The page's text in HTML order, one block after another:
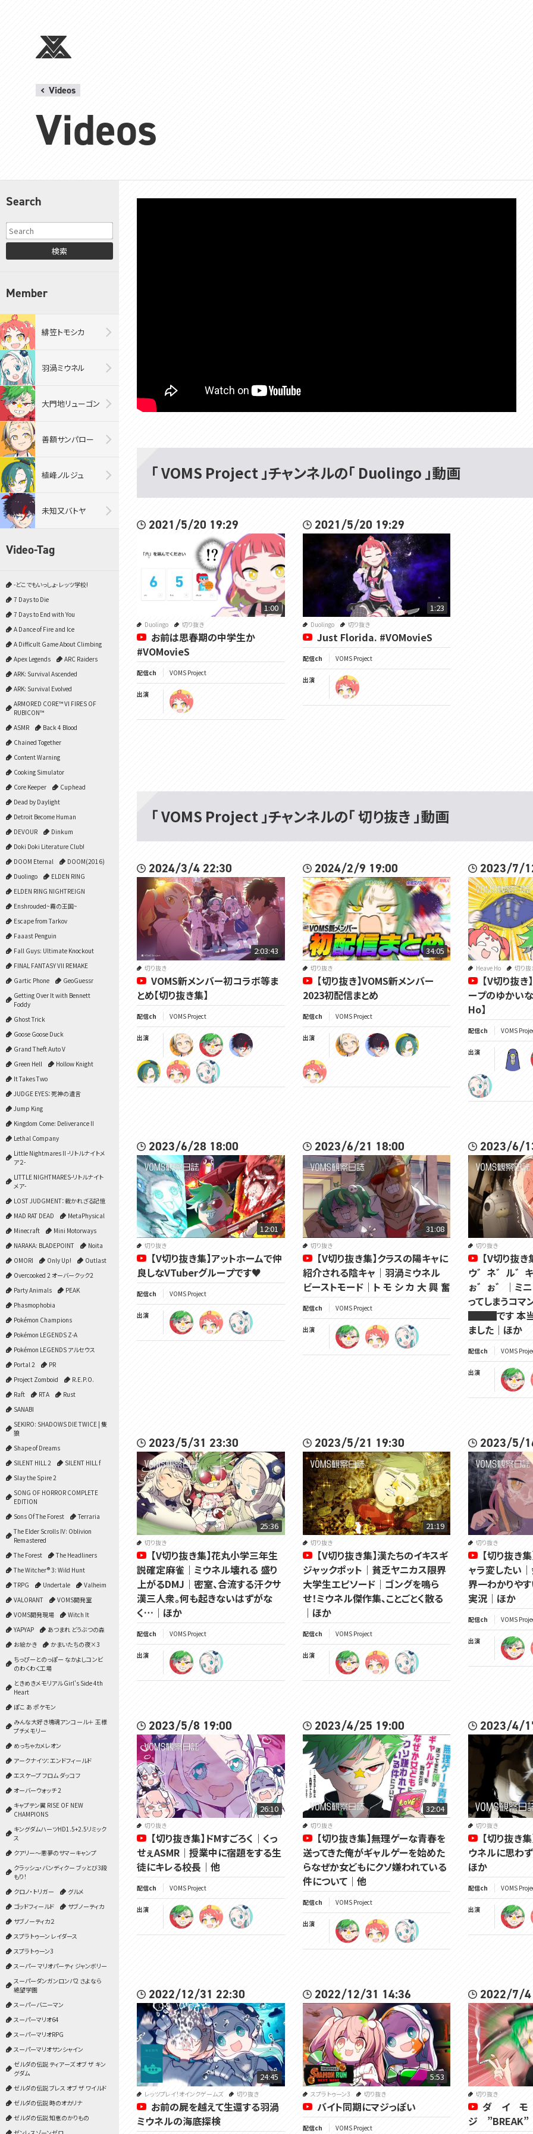
Videos
Videos
Search
検索
Member
緋笠トモシカ
羽渦ミウネル
大門地リューゴン
善額サンパロー
植峰ノルジュ
未知又バトヤ
Video-Tag
-どこでもいっしょ- レッツ学校!
7 Days to Die
7 Days to End with You
A Dance of Fire and Ice
A Difficult Game About Climbing
Apex Legends
ARC Raiders
ARK: Survival Ascended
ARK: Survival Evolved
ARMORED CORE™ VI FIRES OF
RUBICON™
ASMR
Back 4 Blood
Chained Together
Content Warning
Cooking Simulator
Core Keeper
Cuphead
Dead by Daylight
Detroit Become Human
DEVOUR
Dinkum
Doki Doki Literature Club!
DOOM Eternal
DOOM(2016)
Duolingo
ELDEN RING
ELDEN RING NIGHTREIGN
Enshrouded~霧の王国~
Escape from Tarkov
Faaast Penguin
Fall Guys: Ultimate Knockout
FINAL FANTASY VII REMAKE
Gartic Phone
GeoGuessr
Getting Over It with Bennett
Foddy
Ghost Trick
Goose Goose Duck
Grand Theft Auto V
Green Hell
Hollow Knight
It Takes Two
JUDGE EYES：死神の遺言
Jump King
Kingdom Come: Deliverance II
Lethal Company
Little Nightmares II -リトルナイトメ
ア２-
LITTLE NIGHTMARES-リトルナイト
メア-
LOST JUDGMENT：裁かれざる記憶
MAD RAT DEAD
MetaPhysical
Minecraft
Mini Motorways
NARAKA: BLADEPOINT
Noita
OMORI
Only Up!
Outlast
Overcooked 2 オーバークック2
Party Animals
PEAK
Phasmophobia
Pokémon Champions
Pokémon LEGENDS Z-A
Pokémon LEGENDS アルセウス
Portal 2
PR
Project Zomboid
R.E.P.O.
Raft
RTA
Rust
SANABI
SEKIRO: SHADOWS DIE TWICE | 隻
狼
Shape of Dreams
SILENT HILL 2
SILENT HILL f
Slay the Spire 2
SONG OF HORROR COMPLETE
EDITION
Sons Of The Forest
Terraria
The Elder Scrolls IV: Oblivion
Remastered
The Forest
The Headliners
The Witcher® 3: Wild Hunt
TRPG
Undertale
Valheim
VALORANT
VOMS開発室
VOMS開発現場
Witch It
YAPYAP
あつまれ どうぶつの森
お絵かき
かまいたちの夜×3
ちっぴーとのっぽー なかよしコンビ
のわくわく工場
ときめきメモリアル Girl's Side 4th
Heart
ぽこ あ ポケモン
みんな大好き塊魂アンコール＋ 王様
プチメモリー
めっちゃカメレオン
アークナイツ：エンドフィールド
エスケープ フロム ダッコフ
オーバーウォッチ 2
キャプテン翼 RISE OF NEW
CHAMPIONS
キングダムハーツHD1.5+2.5リミック
ス
クアリー～悪夢のサマーキャンプ
クラッシュ・バンディクー ブッとび3段
もり！
クロノ・トリガー
グルメ
ゴッドフィールド
サブノーティカ
サブノーティカ２
スプラトゥーン レイダース
スプラトゥーン3
スーパー マリオパーティ ジャンボリー
スーパーダンガンロンパ2 さよなら
絶望学園
スーパーバニーマン
スーパーマリオ64
スーパーマリオRPG
スーパーマリオサンシャイン
ゼルダの伝説 ティアーズ オブ ザ キン
グダム
ゼルダの伝説 ブレス オブ ザ ワイルド
ゼルダの伝説 時のオカリナ
ゼルダの伝説 知恵のかりもの
「 VOMS Project 」チャンネルの「 Duolingo 」動画
2021/5/20 19:29
1:00
Duolingo 切り抜き
お前は思春期の中学生か
#VOMovieS
配信ch VOMS Project
出演
2021/5/20 19:29
1:23
Duolingo 切り抜き
Just Florida. #VOMovieS
配信ch VOMS Project
出演
「 VOMS Project 」チャンネルの「 切り抜き 」動画
2024/3/4 22:30
2:03:43
切り抜き
VOMS新メンバー初コラボ等ま
とめ【切り抜き集】
配信ch VOMS Project
出演
2024/2/9 19:00
34:05
切り抜き
【切り抜き】VOMS新メンバー
2023初配信まとめ
配信ch VOMS Project
出演
2023/7/
Heave Ho 切り抜
【V切り抜
ープのゆかい
Ho】
配信ch VOMS
出演
2023/6/28 18:00
12:01
切り抜き
【V切り抜き集】アットホームで仲
良しなVTuberグループです♥
配信ch VOMS Project
出演
2023/6/21 18:00
31:08
切り抜き
【V切り抜き集】クラスの陽キャに
紹介される陰キャ｜羽渦ミウネル
ビーストモード｜ト モ シ カ 大 興 奮
配信ch VOMS Project
出演
2023/6/
切り抜き
【V切り抜き
ウ゛ネ゛ル゛
ぉ゛ぉ゛｜ミ
ってしまうコマ
███です 本当
ました｜ほか
配信ch VOMS
出演
2023/5/31 23:30
25:36
切り抜き
【V切り抜き集】花丸小学三年生
説確定麻雀｜ミウネル壊れる 盛り
上がるDMJ｜密室、合流する汗クサ
漢三人衆。何も起きないはずがな
く…｜ほか
配信ch VOMS Project
出演
2023/5/21 19:30
21:19
切り抜き
【V切り抜き集】漢たちのイキスギ
ジャックポット｜貧乏ヤニカス限界
大学生エピソード｜ゴングを鳴ら
せ！ミウネル傑作集、ことごとく散る
｜ほか
配信ch VOMS Project
出演
2023/5/
切り抜き
【切り抜き
ャラ変したい
界一わかりや
実況｜ほか
配信ch VOMS
出演
2023/5/8 19:00
26:10
切り抜き
【切り抜き集】ドMすごろく｜くっ
せぇASMR｜授業中に宿題をする生
徒にキレる校長｜他
配信ch VOMS Project
出演
2023/4/25 19:00
32:04
切り抜き
【切り抜き集】無理ゲーな青春を
送ってきた俺がギャルゲーを始めた
らなぜか女どもにクソ嫌われている
件について｜他
配信ch VOMS Project
出演
2023/4/
切り抜き
【切り抜き
ウネルに思わ
ほか
配信ch VOMS
出演
2022/12/31 22:30
24:45
レッツプレイ！オインクゲームズ 切り抜き
お前の屍を越えて生還する羽渦
ミウネルの海底探検
2022/12/31 14:36
5:53
スプラトゥーン3 切り抜き
バイト同期にマジっぽい
配信ch VOMS Project
2022/7/4
切り抜き
ダ イ
ジ